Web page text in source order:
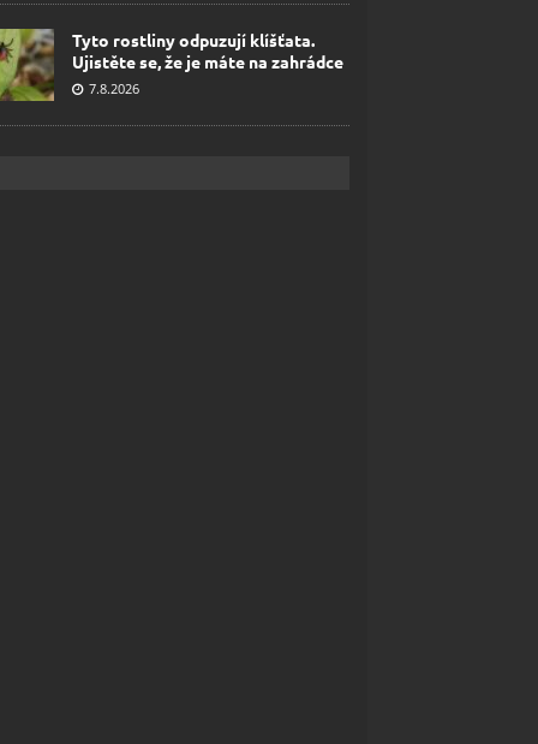
Tyto rostliny odpuzují klíšťata.
Ujistěte se, že je máte na zahrádce
7.8.2026